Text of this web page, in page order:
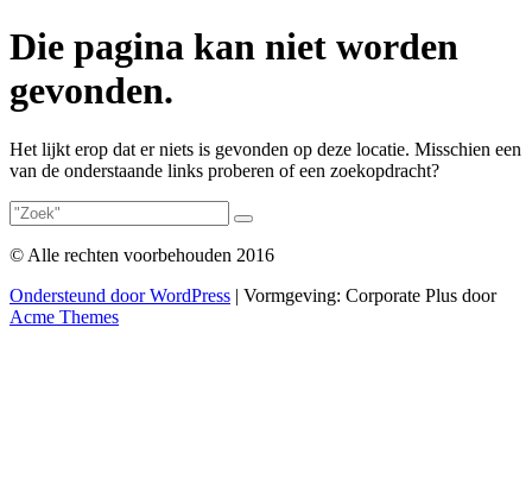
Die pagina kan niet worden
gevonden.
Het lijkt erop dat er niets is gevonden op deze locatie. Misschien een
van de onderstaande links proberen of een zoekopdracht?
© Alle rechten voorbehouden 2016
Ondersteund door WordPress | Vormgeving: Corporate Plus door
Acme Themes